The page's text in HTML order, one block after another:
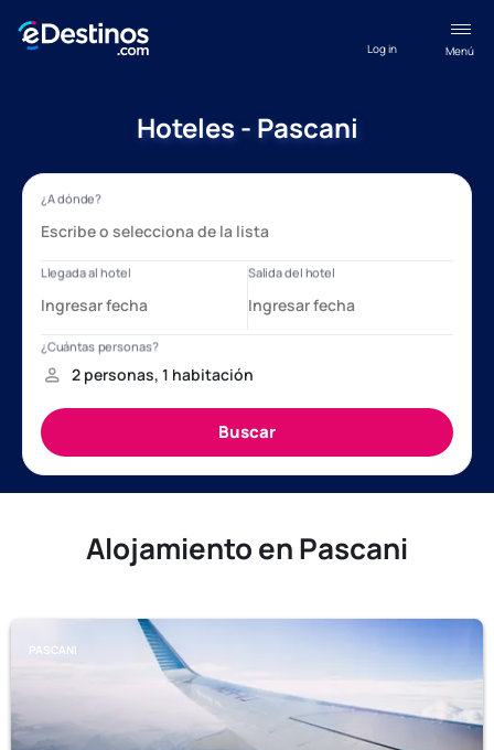
Menú
Log in
Hoteles - Pascani
Alojamiento en Pascani
PASCANI